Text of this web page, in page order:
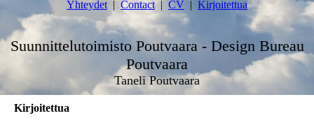
Yhteydet Contact CV Kirjoitettua
Suunnittelutoimisto Poutvaara - Design Bureau
Poutvaara
Taneli Poutvaara
Kirjoitettua